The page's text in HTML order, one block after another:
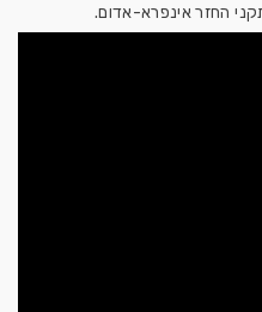
החזר אינפרא-אדום.